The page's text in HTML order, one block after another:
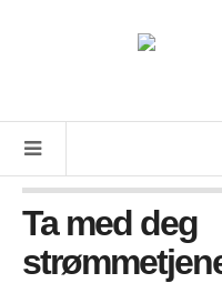
Ta med deg